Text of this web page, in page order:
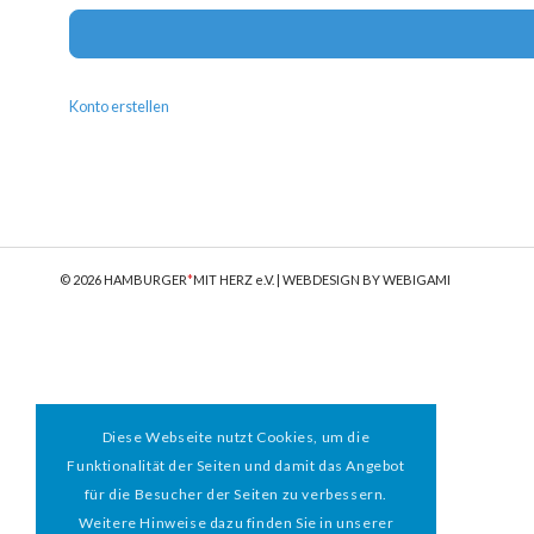
Konto erstellen
© 2026 HAMBURGER*MIT HERZ e.V. | WEBDESIGN BY WEBIGAMI
Diese Webseite nutzt Cookies, um die
Funktionalität der Seiten und damit das Angebot
für die Besucher der Seiten zu verbessern.
Weitere Hinweise dazu finden Sie in unserer